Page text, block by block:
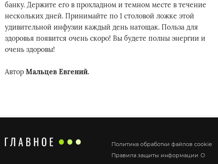
банку. Держите его в прохладном и темном месте в течение
нескольких дней. Принимайте по 1 столовой ложке этой
удивительной инфузии каждый день натощак. Польза для
здоровья появится очень скоро! Вы будете полны энергии и
очень здоровы!
Автор Мальцев Евгений.
Политика обработки файлов cookie
Правила защиты информации О